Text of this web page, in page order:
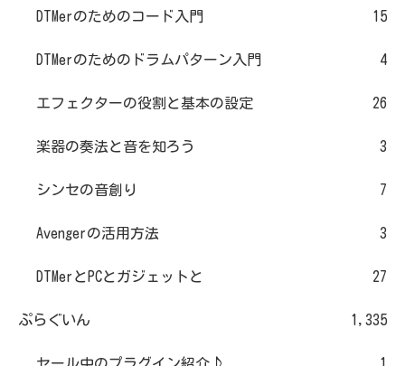
DTMerのためのコード入門 15
DTMerのためのドラムパターン入門 4
エフェクターの役割と基本の設定 26
楽器の奏法と音を知ろう 3
シンセの音創り 7
Avengerの活用方法 3
DTMerとPCとガジェットと 27
ぷらぐいん 1,335
セール中のプラグイン紹介♪ 1